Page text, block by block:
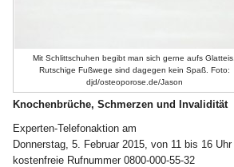
Mit Schlittschuhen begibt man sich gerne aufs Glatteis.
Rutschige Fußwege sind dagegen kein Spaß. Foto:
djd/osteoporose.de/Jason
Knochenbrüche, Schmerzen und Invalidität
Experten-Telefonaktion am
Donnerstag, 5. Februar 2015, von 11 bis 16 Uhr
kostenfreie Rufnummer 0800-000-55-32